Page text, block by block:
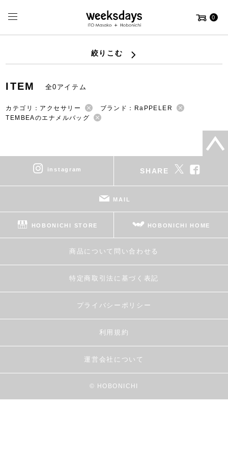
0
絞りこむ
ITEM 全0アイテム
カテゴリ：アクセサリー
ブランド：RaPPELER
TEMBEAのエナメルバッグ
instagram SHARE
MAIL
HOBONICHI STORE HOBONICHI HOME
商品について問い合わせる
特定商取引法に基づく表記
プライバシーポリシー
利用規約
運営会社について
© HOBONICHI